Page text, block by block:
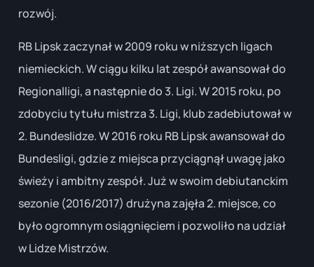
rozwój.
RB Lipsk zaczynał w 2009 roku w niższych ligach
niemieckich. W ciągu kilku lat zespół awansował do
Regionalligi, a następnie do 3. Ligi. W 2015 roku, po
zdobyciu tytułu mistrza 3. Ligi, klub zadebiutował w
2. Bundeslidze. W 2016 roku RB Lipsk awansował do
Bundesligi, gdzie z miejsca przyciągnął uwagę jako
świeży i ambitny zespół. Już w swoim debiutanckim
sezonie (2016/2017) drużyna zajęła 2. miejsce, co
było ogromnym osiągnięciem i pozwoliło na udział
w Lidze Mistrzów.